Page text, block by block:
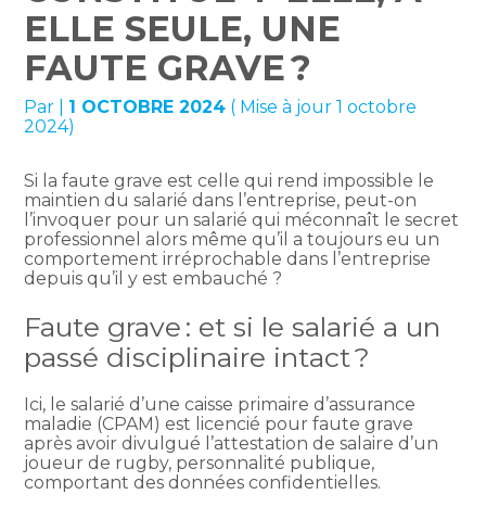
ELLE SEULE, UNE
FAUTE GRAVE ?
Par 1 OCTOBRE 2024 ( Mise à jour 1 octobre
2024)
Si la faute grave est celle qui rend impossible le
maintien du salarié dans l’entreprise, peut-on
l’invoquer pour un salarié qui méconnaît le secret
professionnel alors même qu’il a toujours eu un
comportement irréprochable dans l’entreprise
depuis qu’il y est embauché ?
Faute grave : et si le salarié a un
passé disciplinaire intact ?
Ici, le salarié d’une caisse primaire d’assurance
maladie (CPAM) est licencié pour faute grave
après avoir divulgué l’attestation de salaire d’un
joueur de rugby, personnalité publique,
comportant des données confidentielles.